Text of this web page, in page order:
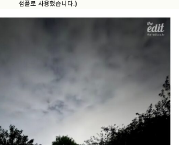
샘플로 사용했습니다.)